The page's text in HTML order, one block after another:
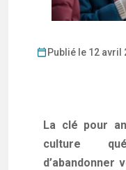
Publié le 12 avril
La clé pour
culture